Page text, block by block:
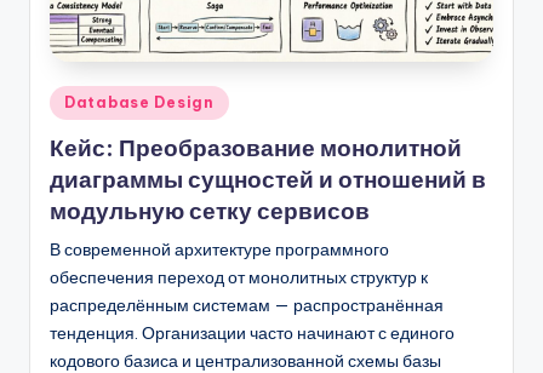
Опубликовано
Database Design
Кейс: Преобразование монолитной
диаграммы сущностей и отношений в
модульную сетку сервисов
В современной архитектуре программного
обеспечения переход от монолитных структур к
распределённым системам — распространённая
тенденция. Организации часто начинают с единого
кодового базиса и централизованной схемы базы